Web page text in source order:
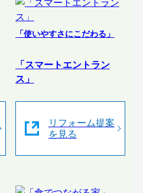
「使いやすさにこだわる」
「スマートエントラン
ス」
リフォーム提案
を見る